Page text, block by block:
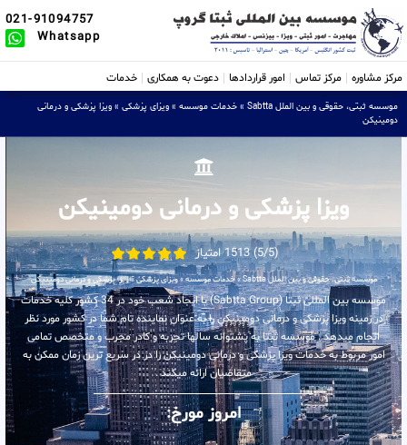
021-91094757
Whatsapp
مرکز مشاوره مرکز تماس امور قراردادها دعوت به همکاری خدمات
موسسه ثبتی، حقوقی و بین الملل Sabtta » خدمات موسسه » ویزای پزشکی » ویزا پزشکی و درمانی
دومینیکن
ویزا پزشکی و درمانی دومینیکن
(5/5) 1513 امتیاز
موسسه ثبتی، حقوقی و بین الملل Sabtta »خدمات موسسه»ویزای پزشکی»ویزا پزشکی و درمانی دومینیکن
موسسه بین المللی ثبتا (Sabtta Group) با ایجاد شعب خود در 34 کشور کلیه خدمات
در زمینه ویزا پزشکی و درمانی دومینیکن را به عنوان نماینده تام شما در کشور مورد نظر
انجام میدهد . موسسه ثبتا به پشتوانه سالها تجربه و کادر مجرب و متخصص تمامی
امور مربوط به خدمات ویزا پزشکی و درمانی دومینیکن را در در سریع ترین زمان ممکن به
متقاضیان ارائه میکند .
امروز مورخ: